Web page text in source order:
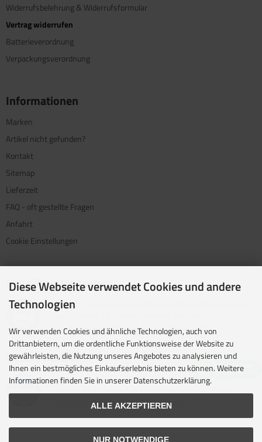
Widerrufsbelehrung & Widerrufsformular
Vertrag widerrufen
Batterieverordnung
Verpackungsverordnung
Informationen
Marken
Artikel nicht gefunden?
Kontakt
Sitemap
Lieferzeit
FAQ - oft gestellte Fragen
Anfahrt
Cookie Einstellungen
Geprüfter Onlineshop
Mit dem Vertrauenssiegel für kundenfreundliche Online-
Kundenzufriedenheit an oberster Stelle steht.
Unsere Partner
idealo ist eine der größten E-Commerce-Websites in
Shopping- und Preisvergleichsportale.
Diese Webseite verwendet Cookies und andere
Technologien
Wir verwenden Cookies und ähnliche Technologien, auch von
Drittanbietern, um die ordentliche Funktionsweise der Website zu
gewährleisten, die Nutzung unseres Angebotes zu analysieren und
Ihnen ein bestmögliches Einkaufserlebnis bieten zu können. Weitere
Informationen finden Sie in unserer Datenschutzerklärung.
ALLE AKZEPTIEREN
NUR NOTWENDIGE